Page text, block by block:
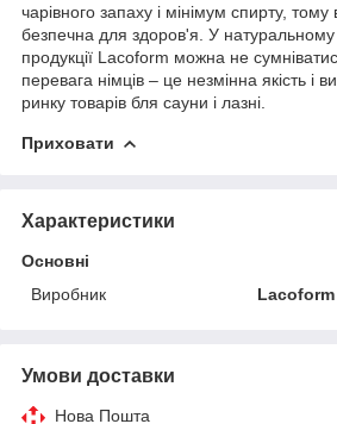
чарівного запаху і мінімум спирту, тому
безпечна для здоров'я. У натуральному
продукції Lacoform можна не
перевага німців – це незмінна якість і
ринку товарів бля сауни і лазні.
Приховати
Характеристики
Основні
Виробник
Lacoform
Умови доставки
Нова Пошта